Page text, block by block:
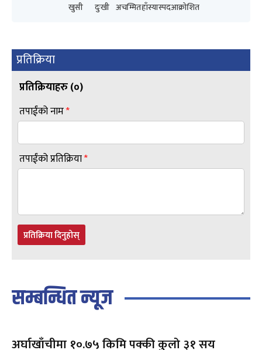
खुसी दुःखी अचम्मितहाँस्यास्पदआक्रोशित
प्रतिक्रिया
प्रतिक्रियाहरु (०)
तपाईंको नाम*
तपाईंको प्रतिक्रिया*
प्रतिक्रिया दिनुहोस्
सम्बन्धित न्यूज
अर्घाखाँचीमा १०.७५ किमि पक्की कुलो ३१ सय